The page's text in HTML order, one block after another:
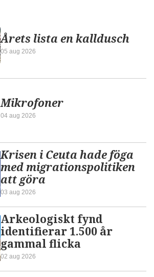
Årets lista en kalldusch
05 aug 2026
Mikrofoner
04 aug 2026
Krisen i Ceuta hade föga
med migrationspolitiken
att göra
03 aug 2026
Arkeologiskt fynd
identifierar 1.500 år
gammal flicka
02 aug 2026